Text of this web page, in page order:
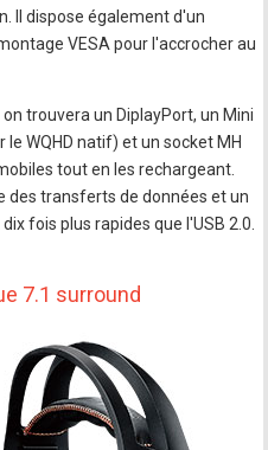
Il dispose également d'un
VESA pour l'accrocher au
trouvera un DiplayPort, un Mini
le WQHD natif) et un socket MH
tout en les rechargeant.
des transferts de données et un
fois plus rapides que l'USB 2.0.
7.1 surround